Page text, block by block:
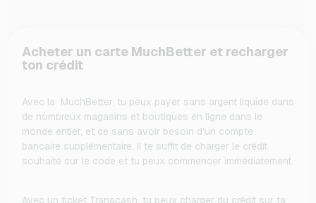
Acheter un carte MuchBetter et recharger
ton crédit
Avec la MuchBetter, tu peux payer sans argent liquide dans
de nombreux magasins et boutiques en ligne dans le
monde entier, et ce sans avoir besoin d'un compte
bancaire supplémentaire. Il te suffit de charger le crédit
souhaité sur le code et tu peux commencer immédiatement.
Avec un ticket Transcash, tu peux charger du crédit sur ta